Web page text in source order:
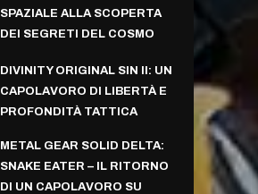
SPAZIALE ALLA SCOPERTA
DEI SEGRETI DEL COSMO
DIVINITY ORIGINAL SIN II: UN
CAPOLAVORO DI LIBERTÀ E
PROFONDITÀ TATTICA
METAL GEAR SOLID DELTA:
SNAKE EATER – IL RITORNO
DI UN CAPOLAVORO SU